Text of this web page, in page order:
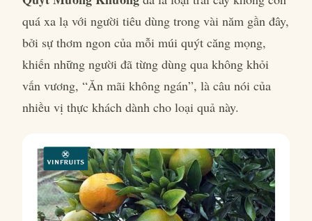
quá xa lạ với người tiêu dùng trong vài năm gần đây,
bởi sự thơm ngon của mỗi múi quýt căng mọng,
khiến những người đã từng dùng qua không khỏi
vấn vương, “Ăn mãi không ngán”, là câu nói của
nhiều vị thực khách dành cho loại quả này.